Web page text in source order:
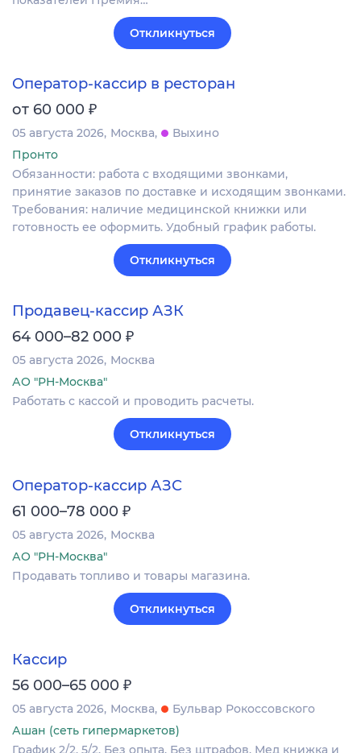
Откликнуться
Оператор-кассир в ресторан
от 60 000 ₽
05 августа 2026 Москва
Выхино
Пронто
Обязанности: работа с входящими звонками,
принятие заказов по доставке и исходящим звонками.
Требования: наличие медицинской книжки или
готовность ее оформить. Удобный график работы.
Откликнуться
Продавец-кассир АЗК
64 000–82 000 ₽
05 августа 2026 Москва
АО "РН-Москва"
Работать с кассой и проводить расчеты.
Откликнуться
Оператор-кассир АЗС
61 000–78 000 ₽
05 августа 2026 Москва
АО "РН-Москва"
Продавать топливо и товары магазина.
Откликнуться
Кассир
56 000–65 000 ₽
05 августа 2026 Москва
Бульвар Рокоссовского
Ашан (сеть гипермаркетов)
График 2/2, 5/2. Без опыта. Без штрафов. Мед книжка и